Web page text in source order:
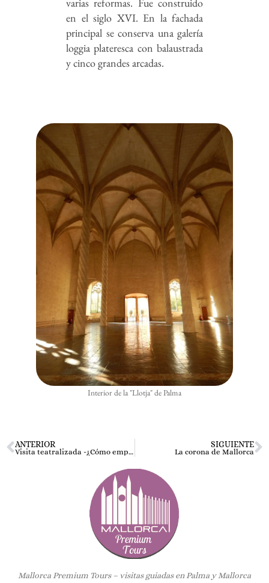
en el siglo XVI. En la fachada
principal se conserva una galería
loggia plateresca con balaustrada
y cinco grandes arcadas.
Interior de la "Llotja" de Palma
ANTERIOR
Visita teatralizada -¿Cómo empezó todo?
SIGUIENTE
La corona de Mallorca
Mallorca Premium Tours – visitas guiadas en Palma y Mallorca